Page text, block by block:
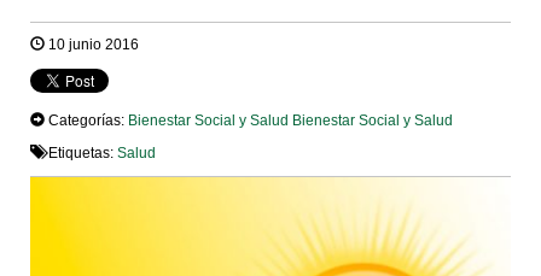
10 junio 2016
Categorías: Bienestar Social y Salud Bienestar Social y Salud
Etiquetas: Salud